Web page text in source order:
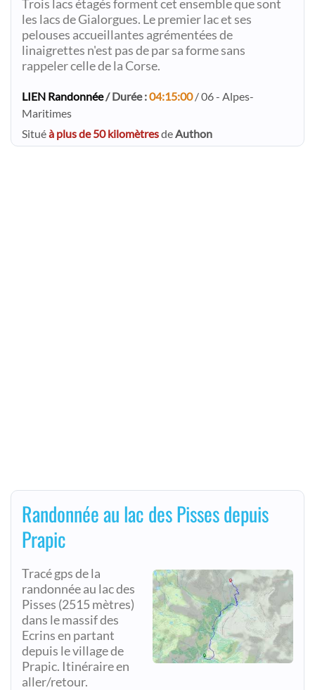
Trois lacs étagés forment cet ensemble que sont
les lacs de Gialorgues. Le premier lac et ses
pelouses accueillantes agrémentées de
linaigrettes n'est pas de par sa forme sans
rappeler celle de la Corse.
LIEN Randonnée/ Durée :04:15:00/ 06 - Alpes-
Maritimes
Situéà plus de 50 kilomètresde Authon
Randonnée au lac des Pisses depuis
Prapic
Tracé gps de la
randonnée au lac des
Pisses (2515 mètres)
dans le massif des
Ecrins en partant
depuis le village de
Prapic. Itinéraire en
aller/retour.